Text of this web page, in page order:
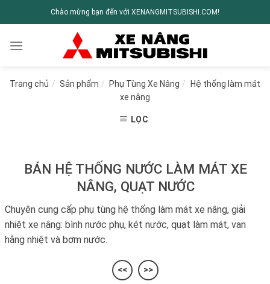
Chào mừng bạn đến với XENANGMITSUBISHI.COM!
Trang chủ / Sản phẩm / Phụ Tùng Xe Nâng /
Hệ thống làm mát
xe nâng
LỌC
BÁN HỆ THỐNG NƯỚC LÀM MÁT XE
NÂNG, QUẠT NƯỚC
Chuyên cung cấp phụ tùng hệ thống làm mát xe nâng, giải
nhiệt xe nâng: bình nước phụ, két nước, quạt làm mát, van
hằng nhiệt và bơm nước.
<< >>